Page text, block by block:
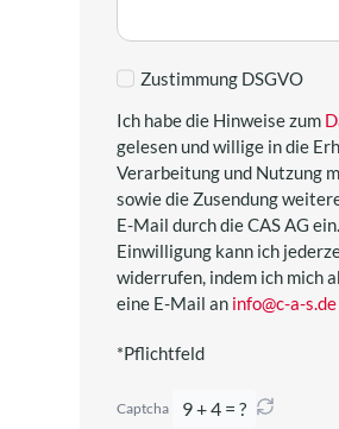
Zustimmung DSGVO
Ich habe die Hinweise zum
gelesen und willige in die
Verarbeitung und Nutzung
sowie die Zusendung
E-Mail durch die CAS AG
Einwilligung kann ich
widerrufen, indem ich mich
eine E-Mail an info@c-a-s.de
*Pflichtfeld
Captcha 9 + 4 = ?